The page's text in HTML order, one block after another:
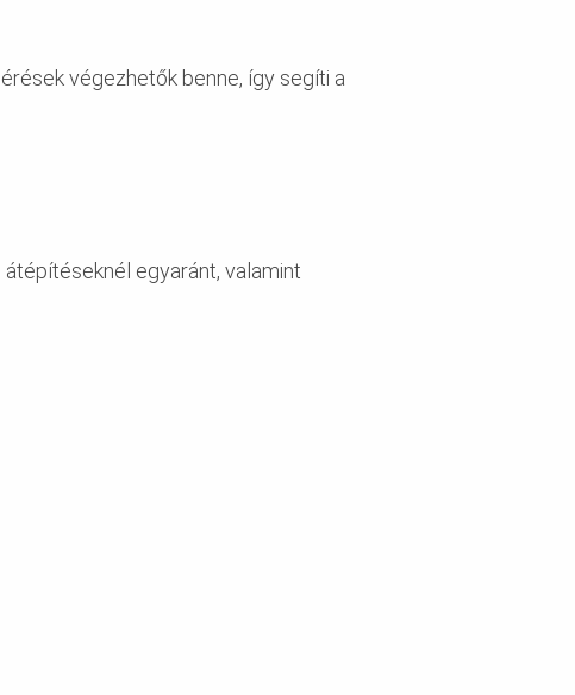
végezhetők benne, így segíti a
egyaránt, valamint